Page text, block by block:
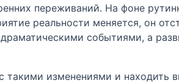
переживаний. На фоне
реальности меняется, он
событиями, а
такими изменениями и находить